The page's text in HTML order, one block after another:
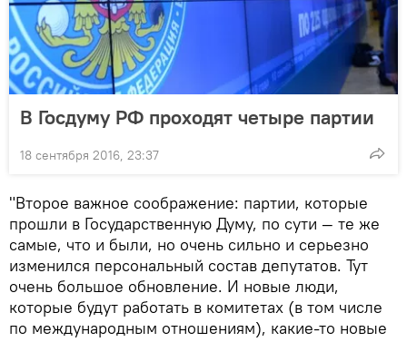
В Госдуму РФ проходят четыре партии
18 сентября 2016, 23:37
"Второе важное соображение: партии, которые
прошли в Государственную Думу, по сути — те же
самые, что и были, но очень сильно и серьезно
изменился персональный состав депутатов. Тут
очень большое обновление. И новые люди,
которые будут работать в комитетах (в том числе
по международным отношениям), какие-то новые